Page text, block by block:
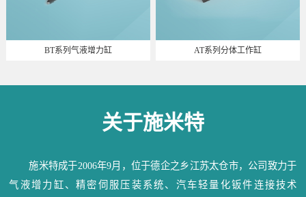
BT系列气液增力缸 AT系列分体工作缸
关于施米特
施米特成于2006年9月，位于德企之乡江苏太仓市，公司致力于
气液增力缸、精密伺服压装系统、汽车轻量化钣件连接技术